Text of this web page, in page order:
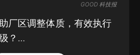
GOOD 科技报
厂区调整体质，有效执行
？...